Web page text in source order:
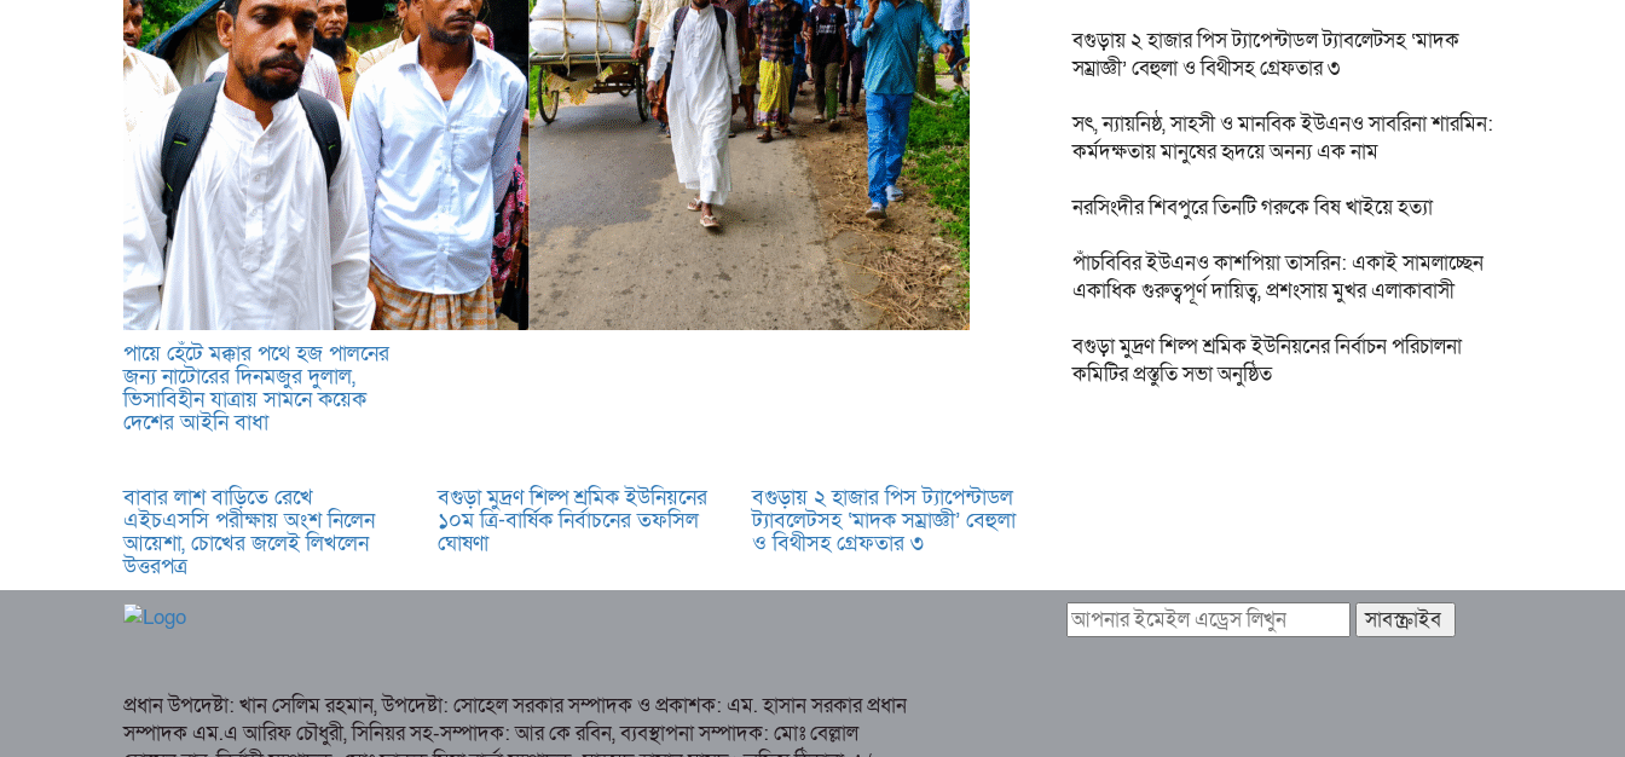
পায়ে হেঁটে মক্কার পথে হজ পালনের
জন্য নাটোরের দিনমজুর দুলাল,
ভিসাবিহীন যাত্রায় সামনে কয়েক
দেশের আইনি বাধা
বাবার লাশ বাড়িতে রেখে
এইচএসসি পরীক্ষায় অংশ নিলেন
আয়েশা, চোখের জলেই লিখলেন
উত্তরপত্র
বগুড়া মুদ্রণ শিল্প শ্রমিক ইউনিয়নের
১০ম ত্রি-বার্ষিক নির্বাচনের তফসিল
ঘোষণা
বগুড়ায় ২ হাজার পিস ট্যাপেন্টাডল
ট্যাবলেটসহ ‘মাদক সম্রাজ্ঞী’ বেহুলা
ও বিথীসহ গ্রেফতার ৩
বগুড়ায় ২ হাজার পিস ট্যাপেন্টাডল ট্যাবলেটসহ ‘মাদক
সম্রাজ্ঞী’ বেহুলা ও বিথীসহ গ্রেফতার ৩
সৎ, ন্যায়নিষ্ঠ, সাহসী ও মানবিক ইউএনও সাবরিনা শারমিন:
কর্মদক্ষতায় মানুষের হৃদয়ে অনন্য এক নাম
নরসিংদীর শিবপুরে তিনটি গরুকে বিষ খাইয়ে হত্যা
পাঁচবিবির ইউএনও কাশপিয়া তাসরিন: একাই সামলাচ্ছেন
একাধিক গুরুত্বপূর্ণ দায়িত্ব, প্রশংসায় মুখর এলাকাবাসী
বগুড়া মুদ্রণ শিল্প শ্রমিক ইউনিয়নের নির্বাচন পরিচালনা
কমিটির প্রস্তুতি সভা অনুষ্ঠিত
প্রধান উপদেষ্টা: খান সেলিম রহমান, উপদেষ্টা: সোহেল সরকার সম্পাদক ও প্রকাশক: এম. হাসান সরকার প্রধান
সম্পাদক এম.এ আরিফ চৌধুরী, সিনিয়র সহ-সম্পাদক: আর কে রবিন, ব্যবস্থাপনা সম্পাদক: মোঃ বেল্লাল